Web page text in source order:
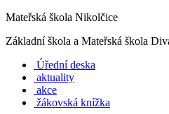
Mateřská škola Nikolčice
Základní škola a Mateřská škola
Úřední deska
aktuality
akce
žákovská knížka